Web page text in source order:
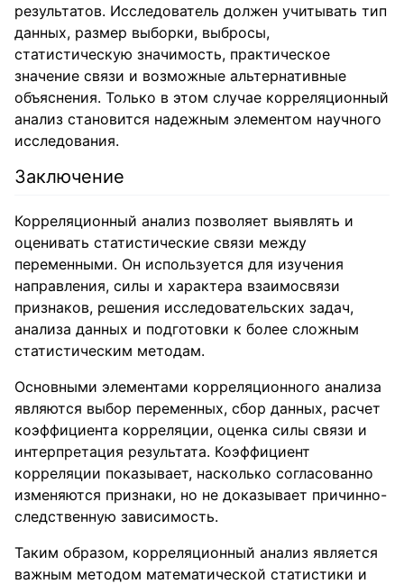
результатов. Исследователь должен учитывать тип
данных, размер выборки, выбросы,
статистическую значимость, практическое
значение связи и возможные альтернативные
объяснения. Только в этом случае корреляционный
анализ становится надежным элементом научного
исследования.
Заключение
Корреляционный анализ позволяет выявлять и
оценивать статистические связи между
переменными. Он используется для изучения
направления, силы и характера взаимосвязи
признаков, решения исследовательских задач,
анализа данных и подготовки к более сложным
статистическим методам.
Основными элементами корреляционного анализа
являются выбор переменных, сбор данных, расчет
коэффициента корреляции, оценка силы связи и
интерпретация результата. Коэффициент
корреляции показывает, насколько согласованно
изменяются признаки, но не доказывает причинно-
следственную зависимость.
Таким образом, корреляционный анализ является
важным методом математической статистики и